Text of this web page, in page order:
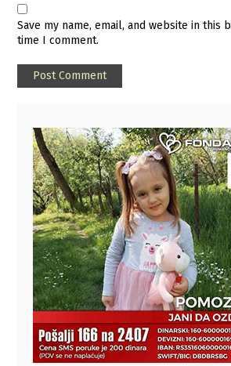
Save my name, email, and website in this
time I comment.